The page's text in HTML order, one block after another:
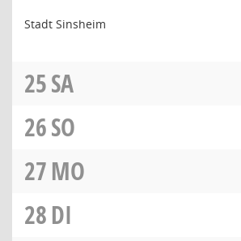
Stadt Sinsheim
25SA
26SO
27MO
28DI